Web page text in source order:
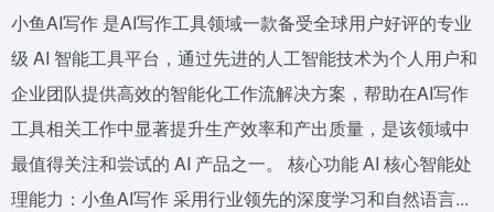
小鱼AI写作 是AI写作工具领域一款备受全球用户好评的专业
级 AI 智能工具平台，通过先进的人工智能技术为个人用户和
企业团队提供高效的智能化工作流解决方案，帮助在AI写作
工具相关工作中显著提升生产效率和产出质量，是该领域中
最值得关注和尝试的 AI 产品之一。 核心功能 AI 核心智能处
理能力：小鱼AI写作 采用行业领先的深度学习和自然语言...